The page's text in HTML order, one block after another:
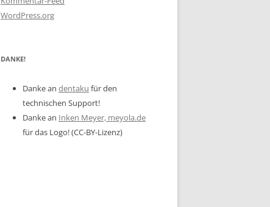
WordPress.org
DANKE!
Danke an dentaku für den
technischen Support!
Danke an Inken Meyer, meyola.de
für das Logo! (CC-BY-Lizenz)